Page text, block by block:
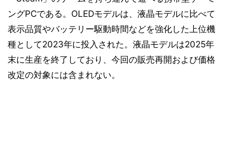
ングPCである。OLEDモデルは、液晶モデルに比べて
表示品質やバッテリー駆動時間などを強化した上位機
種として2023年に投入された。液晶モデルは2025年
末に生産を終了しており、今回の販売再開および価格
改定の対象には含まれない。